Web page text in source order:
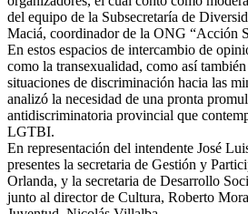
del equipo de la Subsecretaría de
Maciá, coordinador de la ONG “Acción
En estos espacios de intercambio de
como la transexualidad, como así
situaciones de discriminación hacia las
analizó la necesidad de una pronta
antidiscriminatoria provincial que
LGTBI.
En representación del intendente José
presentes la secretaria de Gestión y
Orlanda, y la secretaria de Desarrollo
junto al director de Cultura, Roberto